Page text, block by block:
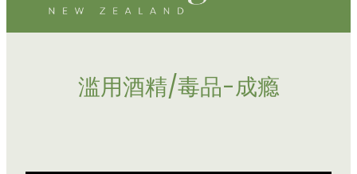
FOUNDING STORY
HOW WE HELP
PROGRAMMES滥用酒精/毒品-成瘾